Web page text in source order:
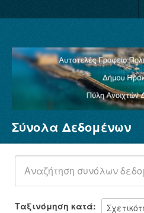
Σύνολα Δεδομένων
Φορείς
Ομάδες
Σχετικά
Σύνολα Δεδομένων
Ταξινόμηση κατά